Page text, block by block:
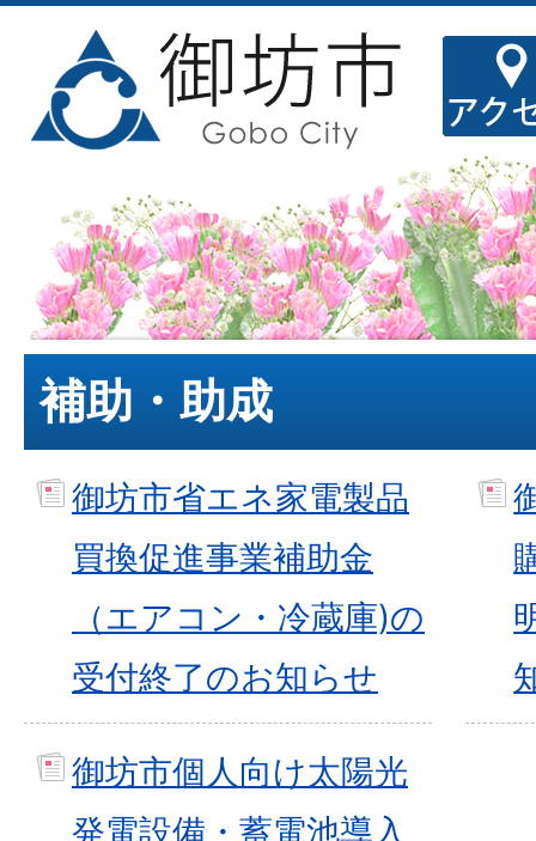
補助・助成
御坊市省エネ家電製品
買換促進事業補助金
（エアコン・冷蔵庫)の
受付終了のお知らせ
御坊市個人向け太陽光
発電設備・蓄電池導入